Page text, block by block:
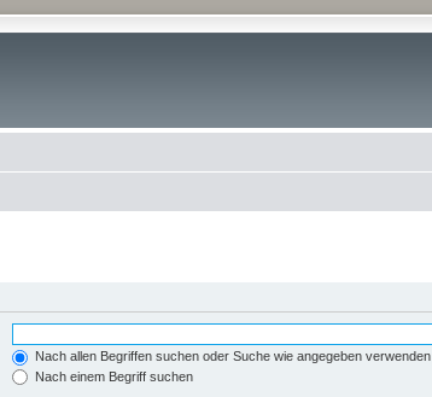
Nach allen Begriffen suchen oder Suche wie angegeben verwenden
Nach einem Begriff suchen